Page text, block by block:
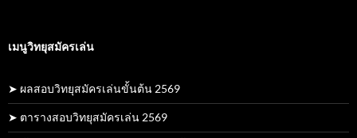
เมนูวิทยุสมัครเล่น
➤ ผลสอบวิทยุสมัครเล่นขั้นต้น 2569
➤ ตารางสอบวิทยุสมัครเล่น 2569